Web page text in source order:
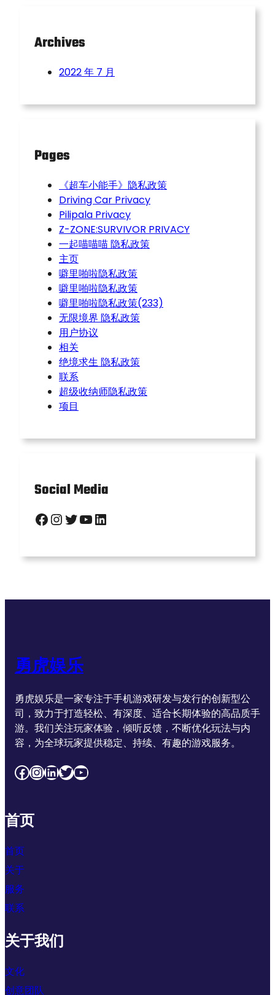
Archives
2022 年 7 月
Pages
《超车小能手》隐私政策
Driving Car Privacy
Pilipala Privacy
Z-ZONE:SURVIVOR PRIVACY
一起喵喵喵 隐私政策
主页
噼里啪啦隐私政策
噼里啪啦隐私政策
噼里啪啦隐私政策(233)
无限境界 隐私政策
用户协议
相关
绝境求生 隐私政策
联系
超级收纳师隐私政策
项目
Social Media
Facebook InstagramTwitter YouTube LinkedIn
勇虎娱乐
勇虎娱乐是一家专注于手机游戏研发与发行的创新型公
司，致力于打造轻松、有深度、适合长期体验的高品质手
游。我们关注玩家体验，倾听反馈，不断优化玩法与内
容，为全球玩家提供稳定、持续、有趣的游戏服务。
Facebook InstagramLinkedIn Twitter YouTube
首页
首页
关于
服务
联系
关于我们
文化
创意团队